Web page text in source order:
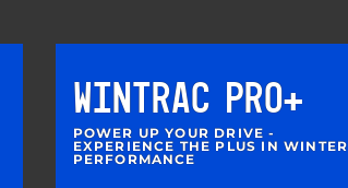
WINTRAC PRO+
POWER UP YOUR DRIVE -
EXPERIENCE THE PLUS IN WINTER
PERFORMANCE